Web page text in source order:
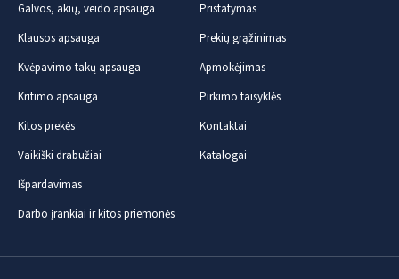
Galvos, akių, veido apsauga
Klausos apsauga
Kvėpavimo takų apsauga
Kritimo apsauga
Kitos prekės
Vaikiški drabužiai
Išpardavimas
Darbo įrankiai ir kitos priemonės
Pristatymas
Prekių grąžinimas
Apmokėjimas
Pirkimo taisyklės
Kontaktai
Katalogai